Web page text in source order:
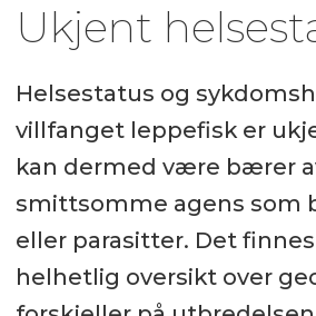
Ukjent
Helsestatus og
villfanget leppefisk er
kan dermed være bærer
smittsomme agens som
eller parasitter. Det
helhetlig oversikt over